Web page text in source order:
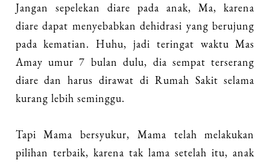
Jangan sepelekan diare pada anak, Ma, karena
diare dapat menyebabkan dehidrasi yang berujung
pada kematian. Huhu, jadi teringat waktu Mas
Amay umur 7 bulan dulu, dia sempat terserang
diare dan harus dirawat di Rumah Sakit selama
kurang lebih seminggu.
Tapi Mama bersyukur, Mama telah melakukan
pilihan terbaik, karena tak lama setelah itu, anak